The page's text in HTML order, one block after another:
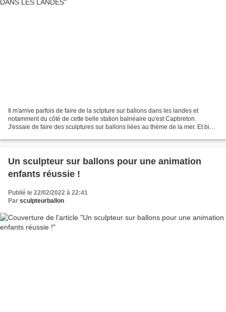
Il m'arrive parfois de faire de la sclpture sur ballons dans les landes et
notamment du côté de cette belle station balnéaire qu'est Capbreton.
J'essaie de faire des sculptures sur ballons liées au thème de la mer. Et bien
Un sculpteur sur ballons pour une animation
enfants réussie !
Publié le 22/02/2022 à 22:41
Par sculpteurballon